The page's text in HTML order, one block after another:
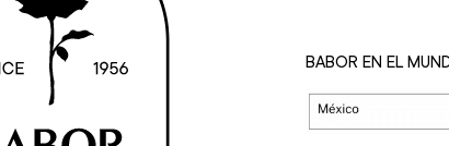
BABOR EN EL